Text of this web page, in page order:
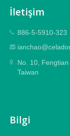
İletişim
886-5-5910-323
No. 10,
Taiwan
Bilgi